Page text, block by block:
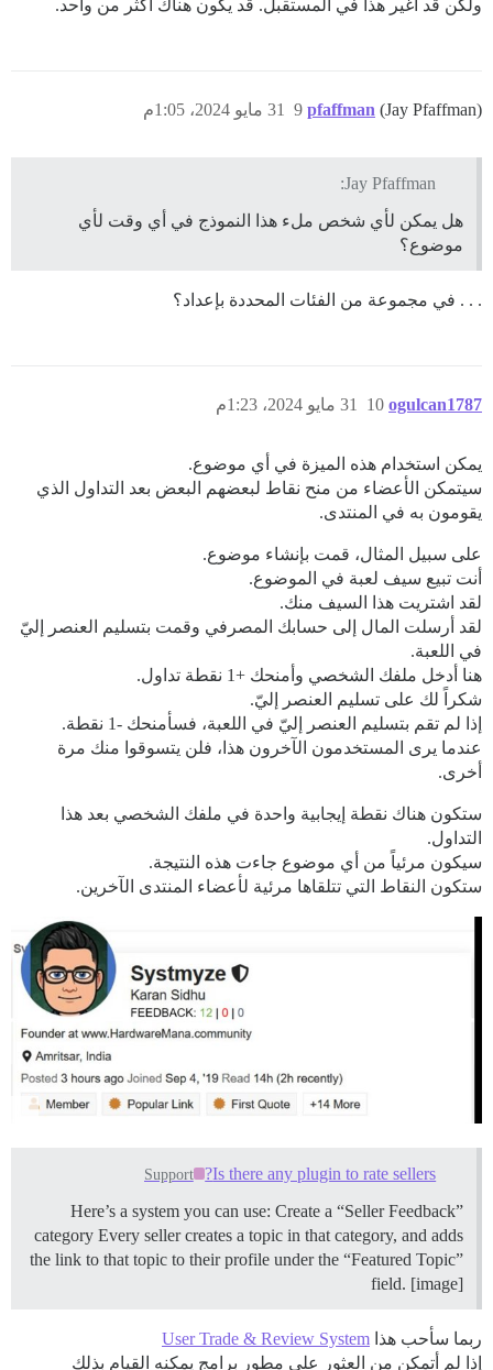
ولكن قد أغير هذا في المستقبل. قد يكون هناك أكثر من واحد.
pfaffman (Jay Pfaffman) 31 مايو 2024، 1:05م 9
Jay Pfaffman:
هل يمكن لأي شخص ملء هذا النموذج في أي وقت لأي
موضوع؟
. . . في مجموعة من الفئات المحددة بإعداد؟
ogulcan1787 31 مايو 2024، 1:23م 10
يمكن استخدام هذه الميزة في أي موضوع.
سيتمكن الأعضاء من منح نقاط لبعضهم البعض بعد التداول الذي
يقومون به في المنتدى.
على سبيل المثال، قمت بإنشاء موضوع.
أنت تبيع سيف لعبة في الموضوع.
لقد اشتريت هذا السيف منك.
لقد أرسلت المال إلى حسابك المصرفي وقمت بتسليم العنصر إليّ
في اللعبة.
هنا أدخل ملفك الشخصي وأمنحك +1 نقطة تداول.
شكراً لك على تسليم العنصر إليّ.
إذا لم تقم بتسليم العنصر إليّ في اللعبة، فسأمنحك -1 نقطة.
عندما يرى المستخدمون الآخرون هذا، فلن يتسوقوا منك مرة
أخرى.
ستكون هناك نقطة إيجابية واحدة في ملفك الشخصي بعد هذا
التداول.
سيكون مرئياً من أي موضوع جاءت هذه النتيجة.
ستكون النقاط التي تتلقاها مرئية لأعضاء المنتدى الآخرين.
Is there any plugin to rate sellers?
Support
Here’s a system you can use: Create a “Seller Feedback”
category Every seller creates a topic in that category, and adds
the link to that topic to their profile under the “Featured Topic”
field. [image]
ربما سأحب هذا User Trade & Review System
إذا لم أتمكن من العثور على مطور برامج يمكنه القيام بذلك